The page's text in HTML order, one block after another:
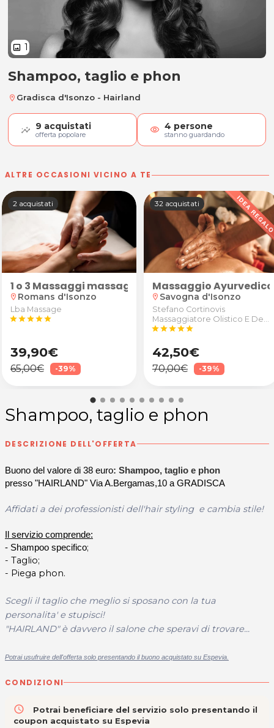
image 1
Shampoo, taglio e phon
Shampoo, taglio e phon
location_on Gradisca d'Isonzo - Hairland
9 acquistati
offerta popolare visibility 4 persone
stanno guardando
ALTRE OCCASIONI VICINO A TE
e schiena da LBA Massage a Romans
2 acquistati
1 o 3 Massaggi massaggi di riflessologia
location_on Romans d'Isonzo
Lba Massage
starstarstarstarstar
39,90€
65,00€ -39%
32 acquistati
Massaggio Ayurvedico
location_on Savogna d'Isonzo
Stefano Cortinovis
Massaggiatore Olistico E Del
Benessere
starstarstarstarstar
42,50€
70,00€ -39%
Shampoo, taglio e phon
DESCRIZIONE DELL'OFFERTA
Buono del valore di 38 euro: Shampoo, taglio e phon
presso "HAIRLAND" Via A.Bergamas,10 a GRADISCA
Affidati a dei professionisti dell'hair styling e cambia stile!
Il servizio comprende:
- Shampoo specifico;
- Taglio;
- Piega phon.
Scegli il taglio che meglio si sposano con la tua
personalita' e stupisci!
"HAIRLAND" è davvero il salone che speravi di trovare...
Potrai usufruire dell'offerta solo presentando il buono acquistato su Espevia.
CONDIZIONI
access_time
Potrai beneficiare del servizio solo presentando il
coupon acquistato su Espevia